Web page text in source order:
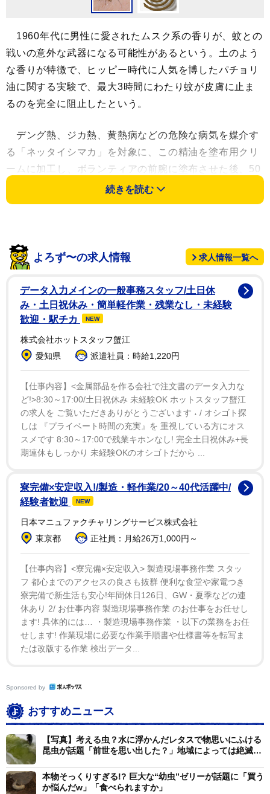
1960年代に男性に愛されたムスク系の香りが、蚊との
戦いの意外な武器になる可能性があるという。土のよう
な香りが特徴で、ヒッピー時代に人気を博したパチョリ
油に関する実験で、最大3時間にわたり蚊が皮膚に止ま
るのを完全に阻止したという。
デング熱、ジカ熱、黄熱病などの危険な病気を媒介す
る「ネッタイシマカ」を対象に、この精油を塗布用クリ
ームに加工し、ボランティアの前腕に塗布させた後、50
匹のメスの蚊にさらした。そして試験期間の3時間を通
じて、蚊は処理された皮膚に止まろうとしなかったこと
ブラジル・マカパのアマパ連邦大学の主任研究者リザ
ンドラ・リマ・サントス氏はこう話す。「揮発性のため
効果がすぐに失われる多くの天然防虫剤とは異なり、
我々の製剤は比較的低濃度でありながら、最大3時間に
わたりネッタイシマカに対する完全な防御効果を発揮し
ました」
厚でウッディな香りのため、1960年代から70年代にか
けて世界的に大流行した。当時はサンフランシスコやロ
ンドンを中心に、既存の洗練された香水への反抗とし
て、自然への回帰やスピリチュアルな連帯を示す「カウ
ンターカルチャーの香り」として若者たちに支持された
パチュリアルコールという化合物が、蚊が人間を標的と
して識別する仕組みを妨げている可能性があると見てい
る。
成分の1つであるアルファ・グアイエンは、多くの虫
除け剤に含まれる化学物質DEETと同様の作用で、蚊の
タンパク質に影響を与えることが示唆された。これは、
皮膚に刺激を与えるという指摘もあるDEET製品に代わ
る、より自然な代替品の道を開く可能性がある。
試験期間中、このクリームは90日間安定しており、香
られたものの、リマ・サントス氏らは、パチョリをベー
スとした防虫剤が市場に出回るには、さらなる安全性試
験が必要と強調した。
また、医療専門家らは、蚊が媒介する病気が流行して
いる地域へ旅行する際は、依然として実績のある防虫剤
を使用すべきだと警告している。米国疾病予防管理セン
続きを読む
よろず〜の求人情報 求人情報一覧へ
データ入力メインの一般事務スタッフ/土日休
み・土日祝休み・簡単軽作業・残業なし・未経験
歓迎・駅チカ
NEW
株式会社ホットスタッフ蟹江
愛知県
派遣社員：時給1,220円
【仕事内容】<金属部品を作る会社で注文書のデータ入力な
ど!>8:30～17:00/土日祝休み 未経験OK ホットスタッフ蟹江
の求人を ご覧いただきありがとうございます ˖ / オシゴト探
しは 『プライベート時間の充実』を 重視している方にオス
スメです 8:30～17:00で残業キホンなし! 完全土日祝休み+長
期連休もしっかり 未経験OKのオシゴトだから ...
寮完備×安定収入!/製造・軽作業/20～40代活躍中/
経験者歓迎
NEW
日本マニュファクチャリングサービス株式会社
東京都
正社員：月給26万1,000円～
【仕事内容】<寮完備×安定収入> 製造現場事務作業 スタッ
フ 都心までのアクセスの良さも抜群 便利な食堂や家電つき
寮完備で新生活も安心!年間休日126日、GW・夏季などの連
休あり 2/ お仕事内容 製造現場事務作業 のお仕事をお任せし
ます! 具体的には… ・製造現場事務作業 ・以下の業務をお任
せします! 作業現場に必要な作業手順書や仕様書等を転写ま
たは改版する作業 検出データ...
Sponsored by
おすすめニュース
【写真】考える虫？水に浮かんだレタスで物思いにふける
昆虫が話題「前世を思い出した？」地域によっては絶滅危
本物そっくりすぎる!? 巨大な“幼虫”ゼリーが話題に「買う
か悩んだw」「食べられますか」